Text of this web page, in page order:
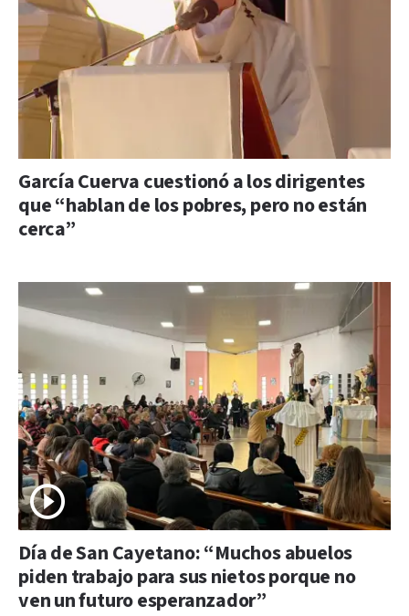
García Cuerva cuestionó a los dirigentes
que “hablan de los pobres, pero no están
cerca”
Día de San Cayetano: “Muchos abuelos
piden trabajo para sus nietos porque no
ven un futuro esperanzador”